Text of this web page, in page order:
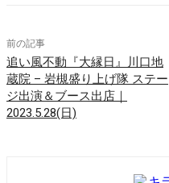
前の記事
追い風不動『大縁日』川口地
蔵院 – 岩槻盛り上げ隊 ステー
ジ出演＆ブース出店｜
2023.5.28(日)